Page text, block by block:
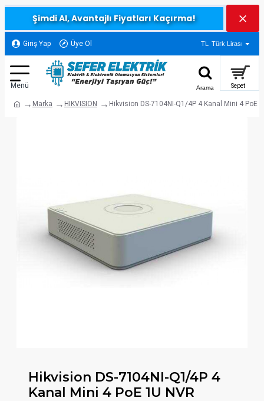
Şimdi Al, Avantajlı Fiyatları Kaçırma!
Giriş Yap Üye Ol TL Türk Lirası
Marka HIKVISION Hikvision DS-7104NI-Q1/4P 4 Kanal Mini 4 PoE
Hikvision DS-7104NI-Q1/4P 4
Kanal Mini 4 PoE 1U NVR